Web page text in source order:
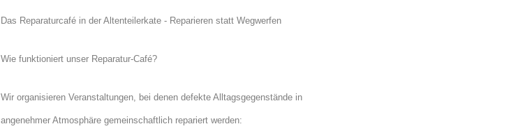
Das Reparaturcafé in der Altenteilerkate - Reparieren statt Wegwerfen
Wie funktioniert unser Reparatur-Café?
Wir organisieren Veranstaltungen, bei denen defekte Alltagsgegenstände in
angenehmer Atmosphäre gemeinschaftlich repariert werden: